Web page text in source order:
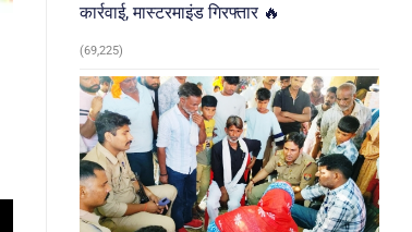
कार्रवाई, मास्टरमाइंड गिरफ्तार 🔥
(69,225)